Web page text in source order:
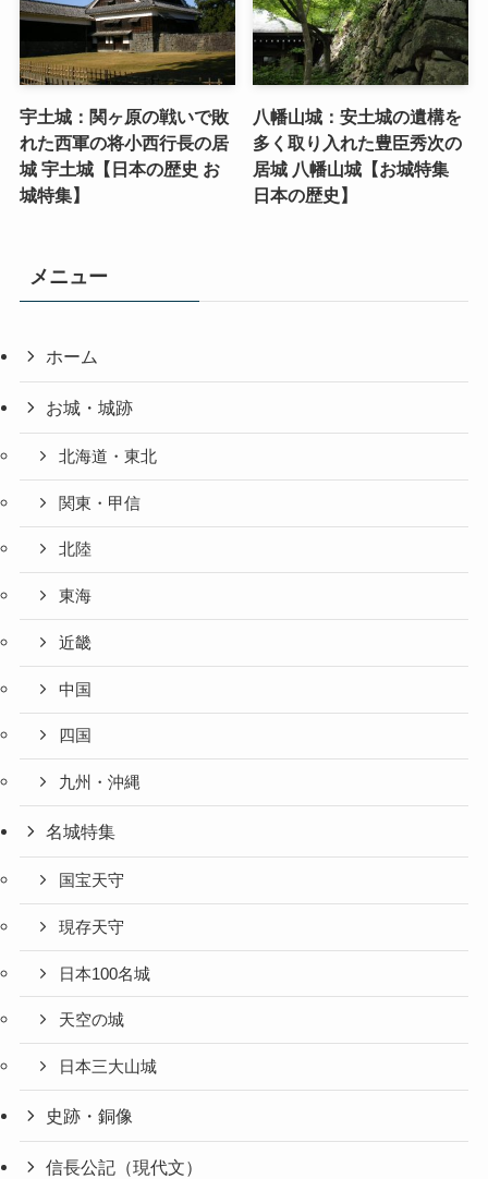
宇土城：関ヶ原の戦いで敗
れた西軍の将小西行長の居
城 宇土城【日本の歴史 お
城特集】
八幡山城：安土城の遺構を
多く取り入れた豊臣秀次の
居城 八幡山城【お城特集
日本の歴史】
メニュー
ホーム
お城・城跡
北海道・東北
関東・甲信
北陸
東海
近畿
中国
四国
九州・沖縄
名城特集
国宝天守
現存天守
日本100名城
天空の城
日本三大山城
史跡・銅像
信長公記（現代文）